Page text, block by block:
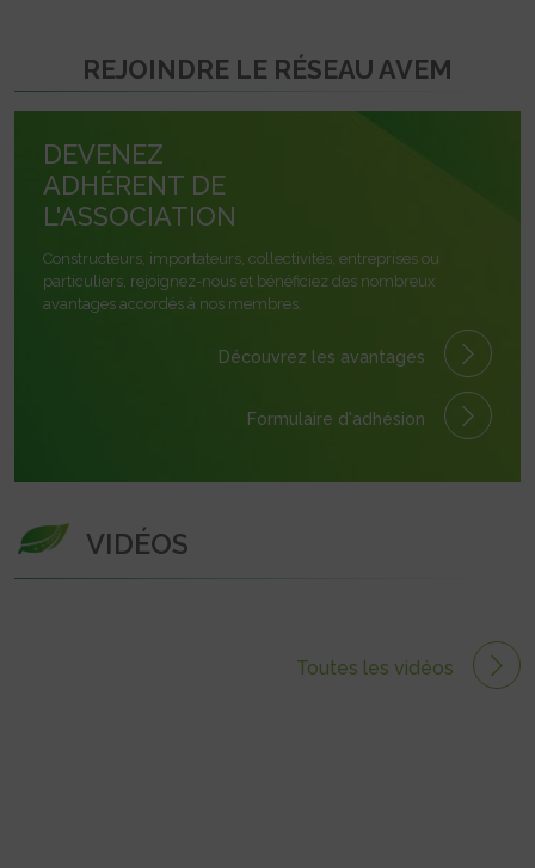
REJOINDRE LE RÉSEAU AVEM
DEVENEZ
ADHÉRENT DE
L'ASSOCIATION
Constructeurs, importateurs, collectivités, entreprises ou
particuliers, rejoignez-nous et bénéficiez des nombreux
avantages accordés à nos membres.
Découvrez les avantages
Formulaire d'adhésion
VIDÉOS
Toutes les vidéos